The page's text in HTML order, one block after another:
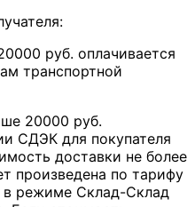
руб. оплачивается
транспортной
20000 руб.
СДЭК для покупателя
доставки не более
произведена по тарифу
в режиме Склад-Склад